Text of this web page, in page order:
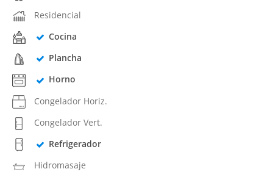
Residencial
Cocina
Plancha
Horno
Congelador Horiz.
Congelador Vert.
Refrigerador
Hidromasaje